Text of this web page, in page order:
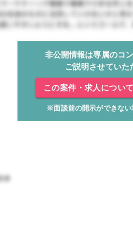
非公開情報は専属のコ
ご説明させていた
この案件・求人につい
※面談前の開示ができない